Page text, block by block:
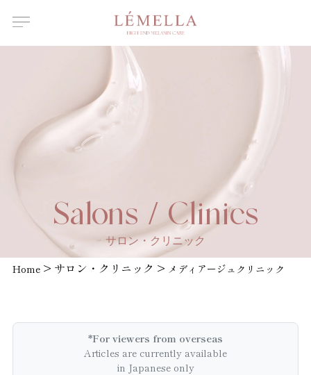
About Us
ルメラについて
Introductory
course
ルメラ導入講習について
Certified
Salons /
Clinics
取扱店舗一覧
News
お知らせ
Salons / Clinics
サロン・クリニック
Home > サロン・クリニック > メディアージュクリニック
*For viewers from overseas
Articles are currently available
in Japanese only